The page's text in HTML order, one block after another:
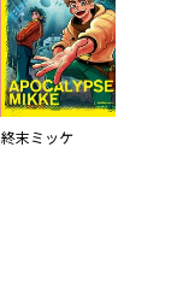
終末ミッケ